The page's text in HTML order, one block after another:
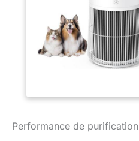
Performance de purification